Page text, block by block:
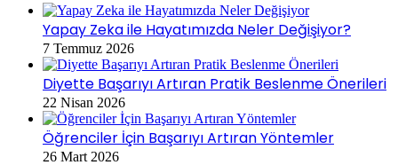
Yapay Zeka ile Hayatımızda Neler Değişiyor?
7 Temmuz 2026
Diyette Başarıyı Artıran Pratik Beslenme Önerileri
22 Nisan 2026
Öğrenciler İçin Başarıyı Artıran Yöntemler
26 Mart 2026